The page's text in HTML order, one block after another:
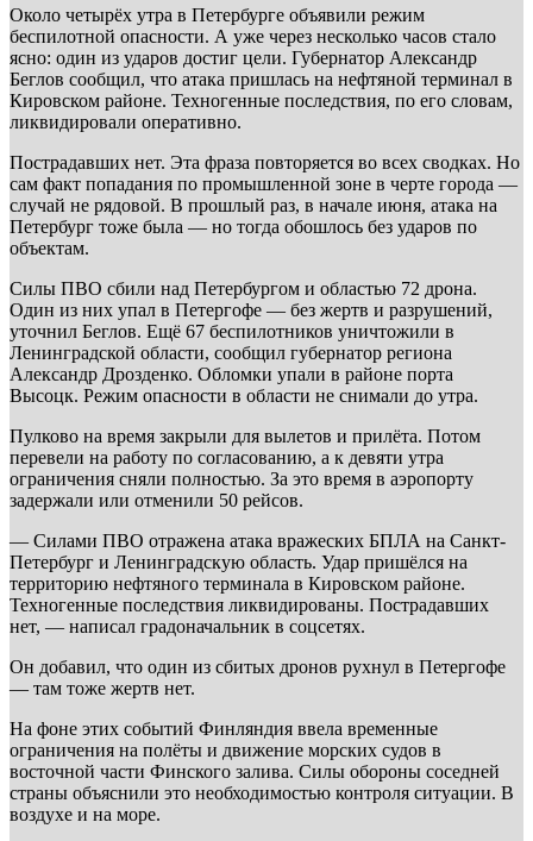
Около четырёх утра в Петербурге объявили режим
беспилотной опасности. А уже через несколько часов стало
ясно: один из ударов достиг цели. Губернатор Александр
Беглов сообщил, что атака пришлась на нефтяной терминал в
Кировском районе. Техногенные последствия, по его словам,
ликвидировали оперативно.
Пострадавших нет. Эта фраза повторяется во всех сводках. Но
сам факт попадания по промышленной зоне в черте города —
случай не рядовой. В прошлый раз, в начале июня, атака на
Петербург тоже была — но тогда обошлось без ударов по
объектам.
Силы ПВО сбили над Петербургом и областью 72 дрона.
Один из них упал в Петергофе — без жертв и разрушений,
уточнил Беглов. Ещё 67 беспилотников уничтожили в
Ленинградской области, сообщил губернатор региона
Александр Дрозденко. Обломки упали в районе порта
Высоцк. Режим опасности в области не снимали до утра.
Пулково на время закрыли для вылетов и прилёта. Потом
перевели на работу по согласованию, а к девяти утра
ограничения сняли полностью. За это время в аэропорту
задержали или отменили 50 рейсов.
— Силами ПВО отражена атака вражеских БПЛА на Санкт-
Петербург и Ленинградскую область. Удар пришёлся на
территорию нефтяного терминала в Кировском районе.
Техногенные последствия ликвидированы. Пострадавших
нет, — написал градоначальник в соцсетях.
Он добавил, что один из сбитых дронов рухнул в Петергофе
— там тоже жертв нет.
На фоне этих событий Финляндия ввела временные
ограничения на полёты и движение морских судов в
восточной части Финского залива. Силы обороны соседней
страны объяснили это необходимостью контроля ситуации. В
воздухе и на море.